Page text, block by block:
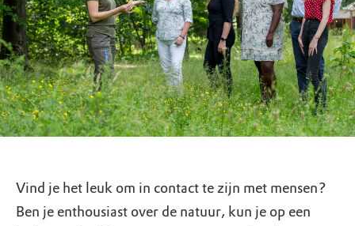
Vind je het leuk om in contact te zijn met mensen?
Ben je enthousiast over de natuur, kun je op een